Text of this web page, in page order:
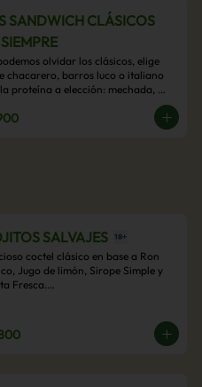
SANDWICH CLÁSICOS
olvidar los clásicos, elige
chacarero, barros luco o italiano
proteína a elección: mechada,
de papas fritas.
SALVAJES
coctel clásico en base a Ron
Jugo de limón, Sirope Simple y
Fresca.